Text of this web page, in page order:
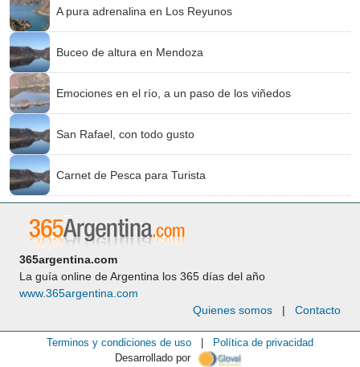
A pura adrenalina en Los Reyunos
Buceo de altura en Mendoza
Emociones en el río, a un paso de los viñedos
San Rafael, con todo gusto
Carnet de Pesca para Turista
365argentina.com
La guía online de Argentina los 365 días del año
www.365argentina.com
Quienes somos | Contacto
Terminos y condiciones de uso
Política de privacidad
Desarrollado por